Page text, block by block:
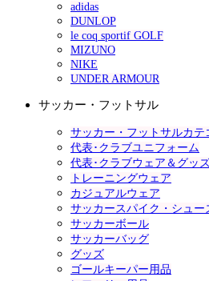
adidas
DUNLOP
le coq sportif GOLF
MIZUNO
NIKE
UNDER ARMOUR
サッカー・フットサル
サッカー・フットサルカテ
代表･クラブユニフォーム
代表･クラブウェア＆グッ
トレーニングウェア
カジュアルウェア
サッカースパイク・シュー
サッカーボール
サッカーバッグ
グッズ
ゴールキーパー用品